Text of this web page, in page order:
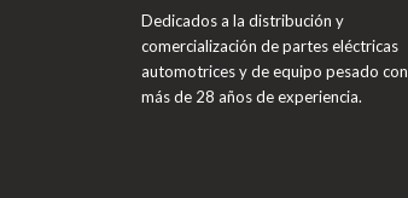
Dedicados a la distribución y
comercialización de partes eléctricas
automotrices y de equipo pesado con
más de 28 años de experiencia.